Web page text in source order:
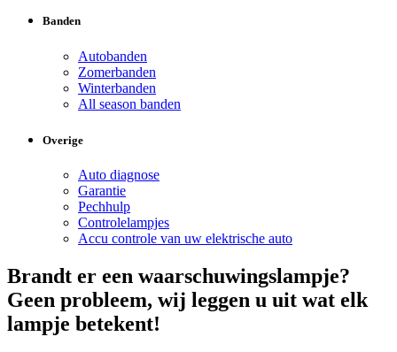
Banden
Autobanden
Zomerbanden
Winterbanden
All season banden
Overige
Auto diagnose
Garantie
Pechhulp
Controlelampjes
Accu controle van uw elektrische auto
Brandt er een waarschuwingslampje?
Geen probleem, wij leggen u uit wat elk
lampje betekent!